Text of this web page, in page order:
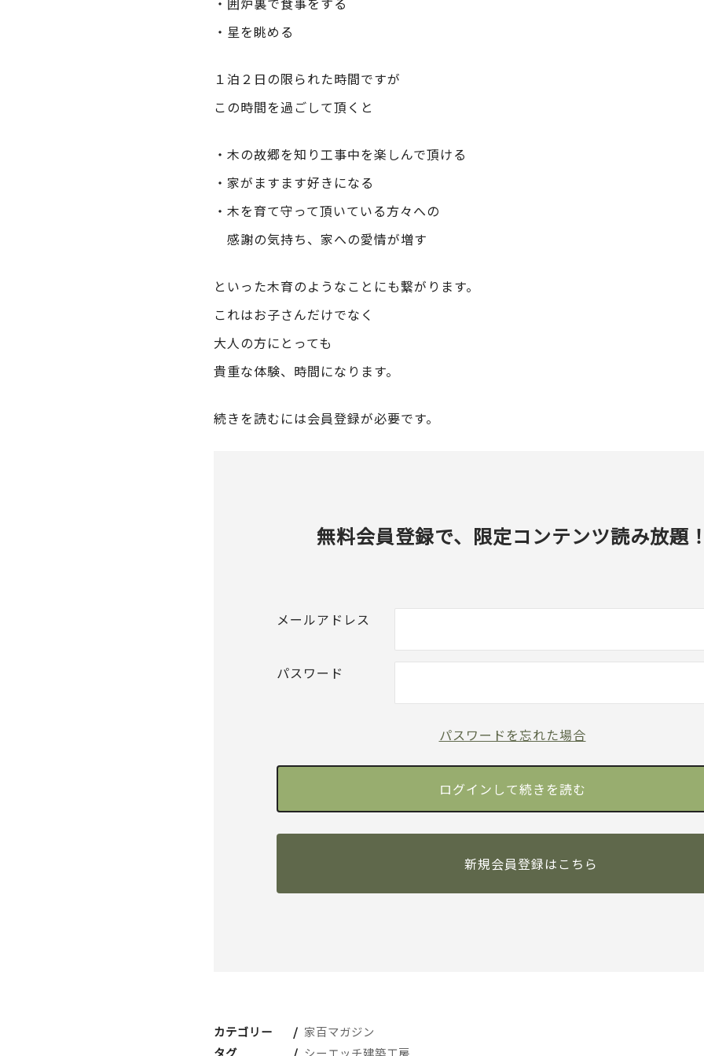
・星を眺める
１泊２日の限られた時間ですが
この時間を過ごして頂くと
・木の故郷を知り工事中を楽しんで頂ける
・家がますます好きになる
・木を育て守って頂いている方々への
感謝の気持ち、家への愛情が増す
といった木育のようなことにも繋がります。
これはお子さんだけでなく
大人の方にとっても
貴重な体験、時間になります。
続きを読むには会員登録が必要です。
無料会員登録で、限定コンテンツ読み放題
メールアドレス
パスワード
パスワードを忘れた場合
新規会員登録はこちら
カテゴリー
家百マガジン